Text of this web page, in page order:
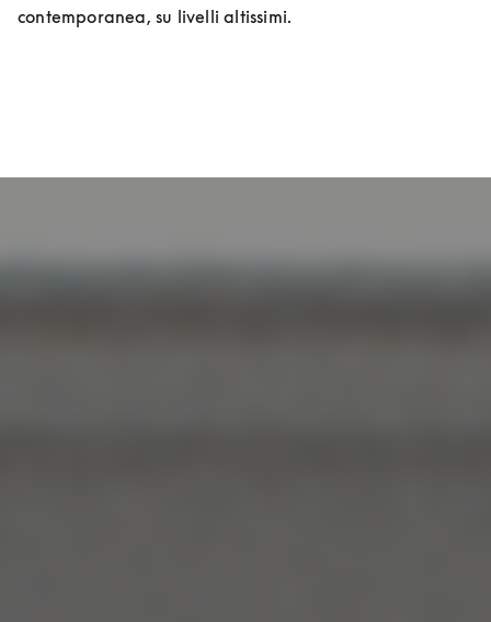
contemporanea, su livelli altissimi.